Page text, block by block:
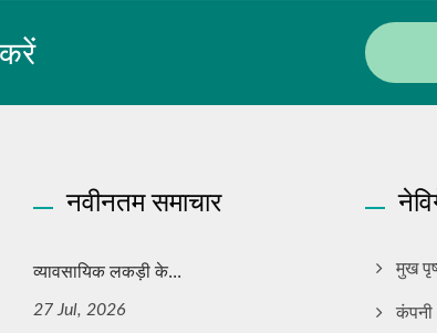
नवीनतम समाचार
व्यावसायिक लकड़ी के...
27 Jul, 2026
मुख
कंपनी